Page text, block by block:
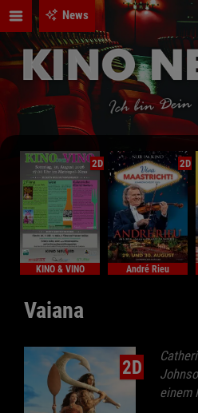
News
2D
KINO & VINO
2D
André Rieu
Vaiana
2D
einem